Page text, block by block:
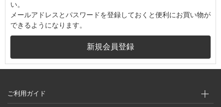
い。
メールアドレスとパスワードを登録しておくと便利にお買い物が
できるようになります。
ご利用ガイド